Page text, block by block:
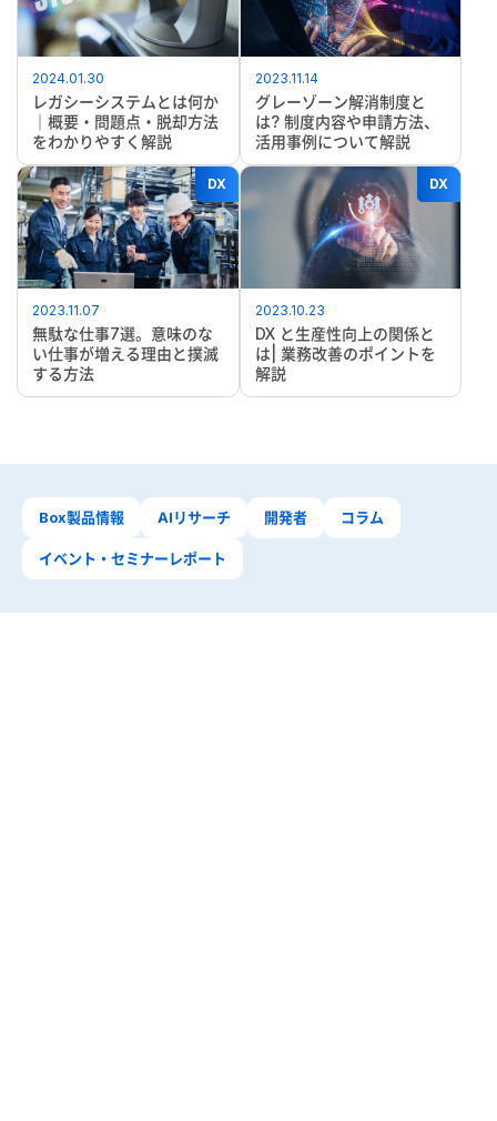
2024.01.30
レガシーシステムとは何か
｜概要・問題点・脱却方法
をわかりやすく解説
2023.11.14
グレーゾーン解消制度と
は? 制度内容や申請方法、
活用事例について解説
DX
2023.11.07
無駄な仕事7選。意味のな
い仕事が増える理由と撲滅
する方法
DX
2023.10.23
DX と生産性向上の関係と
は| 業務改善のポイントを
解説
Box製品情報 AIリサーチ 開発者 コラム
イベント・セミナーレポート